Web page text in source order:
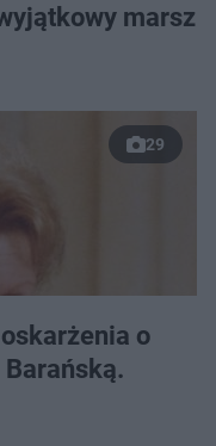
marsz
29
o